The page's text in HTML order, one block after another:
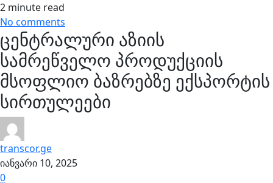
2 minute read
No comments
ცენტრალური აზიის
სამრეწველო პროდუქციის
მსოფლიო ბაზრებზე ექსპორტის
სირთულეები
transcor.ge
იანვარი 10, 2025
0